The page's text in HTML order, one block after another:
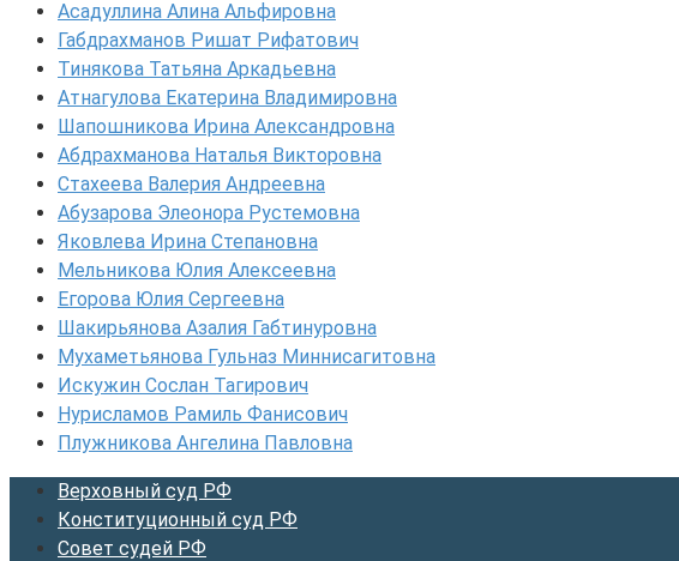
Асадуллина Алина Альфировна
Габдрахманов Ришат Рифатович
Тинякова Татьяна Аркадьевна
Атнагулова Екатерина Владимировна
Шапошникова Ирина Александровна
Абдрахманова Наталья Викторовна
Стахеева Валерия Андреевна
Абузарова Элеонора Рустемовна
Яковлева Ирина Степановна
Мельникова Юлия Алексеевна
Егорова Юлия Сергеевна
Шакирьянова Азалия Габтинуровна
Мухаметьянова Гульназ Миннисагитовна
Искужин Сослан Тагирович
Нурисламов Рамиль Фанисович
Плужникова Ангелина Павловна
Верховный суд РФ
Конституционный суд РФ
Совет судей РФ